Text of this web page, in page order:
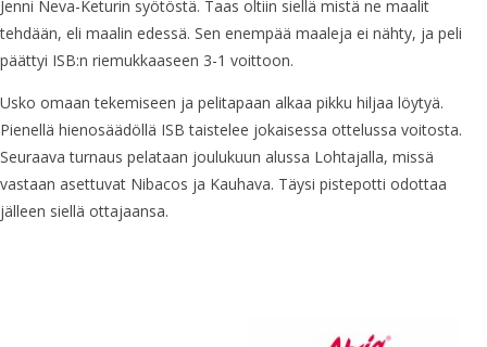
Jenni Neva-Keturin syötöstä. Taas oltiin siellä mistä ne maalit
tehdään, eli maalin edessä. Sen enempää maaleja ei nähty, ja peli
päättyi ISB:n riemukkaaseen 3-1 voittoon.
Usko omaan tekemiseen ja pelitapaan alkaa pikku hiljaa löytyä.
Pienellä hienosäädöllä ISB taistelee jokaisessa ottelussa voitosta.
Seuraava turnaus pelataan joulukuun alussa Lohtajalla, missä
vastaan asettuvat Nibacos ja Kauhava. Täysi pistepotti odottaa
jälleen siellä ottajaansa.